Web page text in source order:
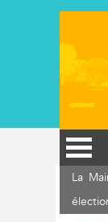
La